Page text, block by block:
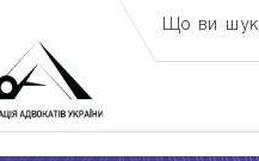
Що ви